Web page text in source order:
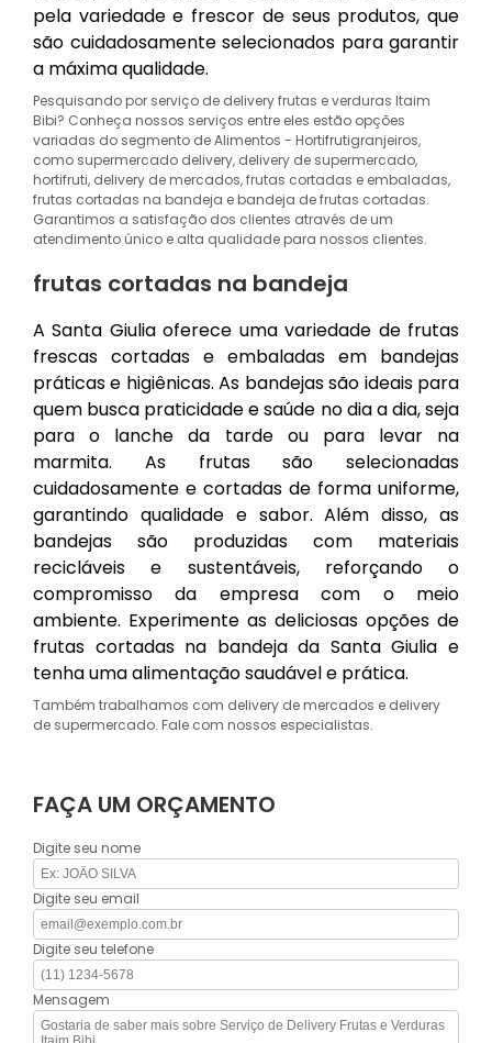
pela variedade e frescor de seus produtos, que
são cuidadosamente selecionados para garantir
a máxima qualidade.
Pesquisando por serviço de delivery frutas e verduras Itaim
Bibi? Conheça nossos serviços entre eles estão opções
variadas do segmento de Alimentos - Hortifrutigranjeiros,
como supermercado delivery, delivery de supermercado,
hortifruti, delivery de mercados, frutas cortadas e embaladas,
frutas cortadas na bandeja e bandeja de frutas cortadas.
Garantimos a satisfação dos clientes através de um
atendimento único e alta qualidade para nossos clientes.
frutas cortadas na bandeja
A Santa Giulia oferece uma variedade de frutas
frescas cortadas e embaladas em bandejas
práticas e higiênicas. As bandejas são ideais para
quem busca praticidade e saúde no dia a dia, seja
para o lanche da tarde ou para levar na
marmita. As frutas são selecionadas
cuidadosamente e cortadas de forma uniforme,
garantindo qualidade e sabor. Além disso, as
bandejas são produzidas com materiais
recicláveis e sustentáveis, reforçando o
compromisso da empresa com o meio
ambiente. Experimente as deliciosas opções de
frutas cortadas na bandeja da Santa Giulia e
tenha uma alimentação saudável e prática.
Também trabalhamos com delivery de mercados e delivery
de supermercado. Fale com nossos especialistas.
FAÇA UM ORÇAMENTO
Digite seu nome
Digite seu email
Digite seu telefone
Mensagem